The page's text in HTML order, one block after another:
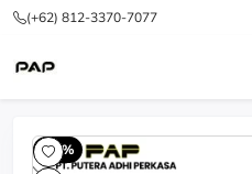
(+62) 812-3370-7077
-60%